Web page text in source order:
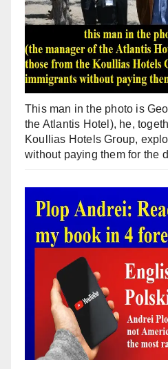
This man in the photo is
the Atlantis Hotel), he,
Koullias Hotels Group,
without paying them for the